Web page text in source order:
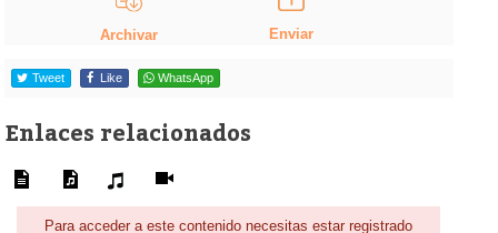
Archivar Enviar
Tweet Like WhatsApp
Enlaces relacionados
Para acceder a este contenido necesitas estar registrado